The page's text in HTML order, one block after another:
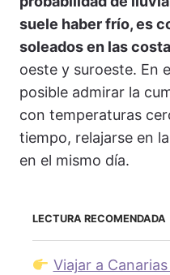
suele haber frío, es
soleados en las
oeste y suroeste. En
posible admirar la
con temperaturas
tiempo, relajarse en
en el mismo día.
LECTURA RECOMENDADA
Viajar a